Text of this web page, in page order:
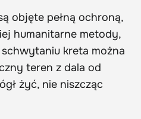
objęte pełną ochroną,
humanitarne metody,
schwytaniu kreta można
teren z dala od
żyć, nie niszcząc